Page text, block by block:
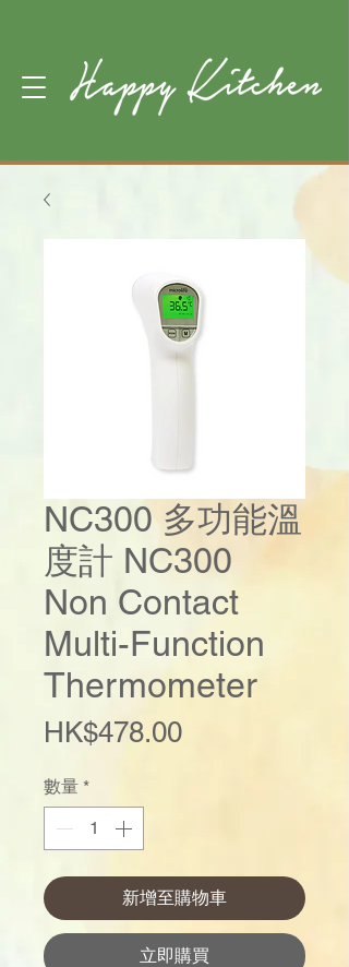
NC300 多功能溫
度計 NC300
Non Contact
Multi-Function
Thermometer
HK$478.00價
數量 *
新增至購物車
立即購買